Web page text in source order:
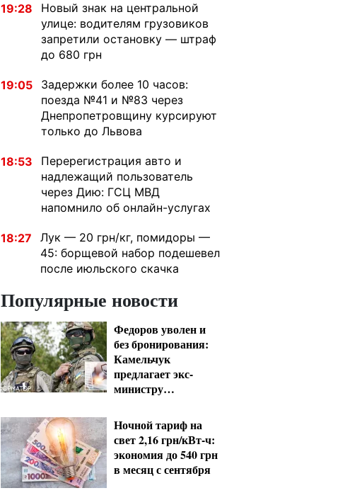
19:28
Новый знак на центральной
улице: водителям грузовиков
запретили остановку — штраф
до 680 грн
19:05
Задержки более 10 часов:
поезда №41 и №83 через
Днепропетровщину курсируют
только до Львова
18:53
Перерегистрация авто и
надлежащий пользователь
через Дию: ГСЦ МВД
напомнило об онлайн-услугах
18:27
Лук — 20 грн/кг, помидоры —
45: борщевой набор подешевел
после июльского скачка
Популярные новости
Федоров уволен и
без бронирования:
Камельчук
предлагает экс-
министру
общих условиях
Ночной тариф на
свет 2,16 грн/кВт-ч:
экономия до 540 грн
в месяц с сентября